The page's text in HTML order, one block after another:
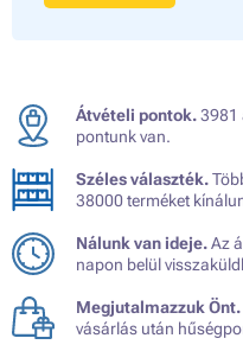
Átvételi pontok.3981
pontunk van.
Széles választék.
38000 terméket
Nálunk van ideje.Az
napon belül
Megjutalmazzuk Önt.
vásárlás után